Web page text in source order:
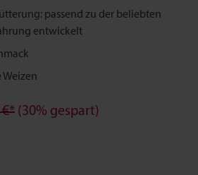
passend zu der beliebten
entwickelt
€* (30% gespart)